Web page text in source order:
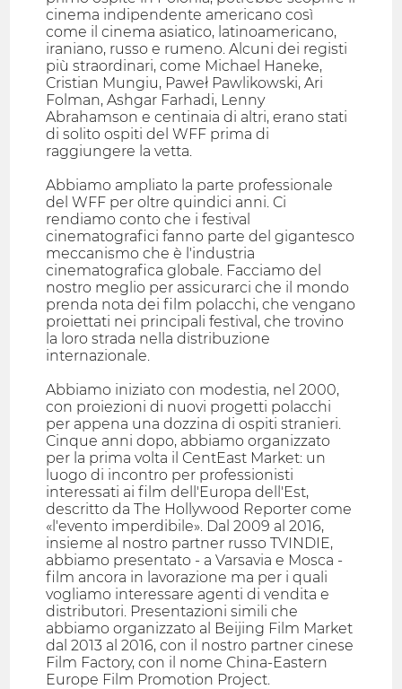
cinema indipendente americano così
come il cinema asiatico, latinoamericano,
iraniano, russo e rumeno. Alcuni dei registi
più straordinari, come Michael Haneke,
Cristian Mungiu, Paweł Pawlikowski, Ari
Folman, Ashgar Farhadi, Lenny
Abrahamson e centinaia di altri, erano stati
di solito ospiti del WFF prima di
raggiungere la vetta.
Abbiamo ampliato la parte professionale
del WFF per oltre quindici anni. Ci
rendiamo conto che i festival
cinematografici fanno parte del gigantesco
meccanismo che è l'industria
cinematografica globale. Facciamo del
nostro meglio per assicurarci che il mondo
prenda nota dei film polacchi, che vengano
proiettati nei principali festival, che trovino
la loro strada nella distribuzione
internazionale.
Abbiamo iniziato con modestia, nel 2000,
con proiezioni di nuovi progetti polacchi
per appena una dozzina di ospiti stranieri.
Cinque anni dopo, abbiamo organizzato
per la prima volta il CentEast Market: un
luogo di incontro per professionisti
interessati ai film dell'Europa dell'Est,
descritto da The Hollywood Reporter come
«l'evento imperdibile». Dal 2009 al 2016,
insieme al nostro partner russo TVINDIE,
abbiamo presentato - a Varsavia e Mosca -
film ancora in lavorazione ma per i quali
vogliamo interessare agenti di vendita e
distributori. Presentazioni simili che
abbiamo organizzato al Beijing Film Market
dal 2013 al 2016, con il nostro partner cinese
Film Factory, con il nome China-Eastern
Europe Film Promotion Project.